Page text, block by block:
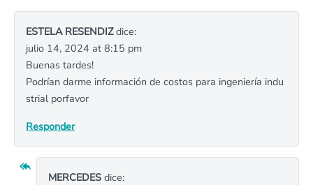
ESTELA RESENDIZdice:
julio 14, 2024 at 8:15 pm
Buenas tardes!
Podrían darme información de costos para ingeniería indu
strial porfavor
Responder
MERCEDES dice: